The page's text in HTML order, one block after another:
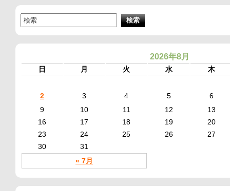
2026年8月
日 月 火 水 木
« 7月
2 3 4 5
6
9
10 11 12
13
16
17 18 19
20
23
24 25 26
27
30
31